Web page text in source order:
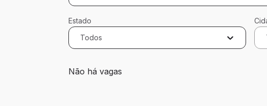
Estado
Todos
0 vagas encontradas para 0 filtros aplicados
Não há vagas